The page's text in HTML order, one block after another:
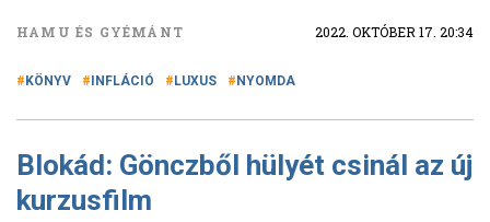
HAMU ÉS GYÉMÁNT 2022. OKTÓBER 17. 20:34
KÖNYV INFLÁCIÓ LUXUS NYOMDA
Blokád: Gönczből hülyét csinál az új
kurzusfilm